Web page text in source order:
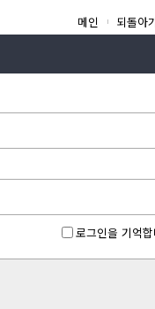
메인 되돌아
로그인을 기억